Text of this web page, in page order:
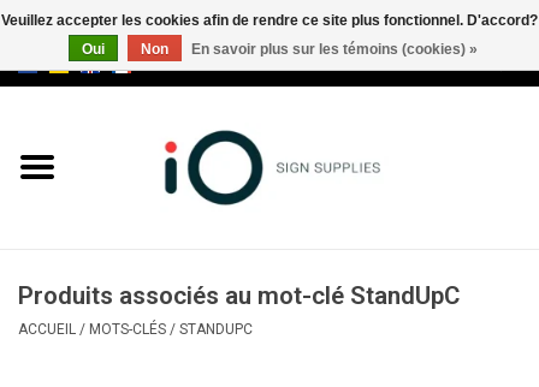
Marques
Appelez-nous au +32 3 353 67
Produits associés au mot-clé StandUpC
ACCUEIL / MOTS-CLÉS / STANDUPC
Veuillez accepter les cookies afin de rendre ce site plus fonctionnel. D'accord?
Oui
Non En savoir plus sur les témoins (cookies) »